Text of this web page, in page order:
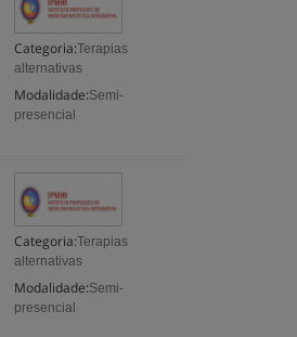
Categoria:Terapias
alternativas
Modalidade:Semi-
presencial
Categoria:Terapias
alternativas
Modalidade:Semi-
presencial